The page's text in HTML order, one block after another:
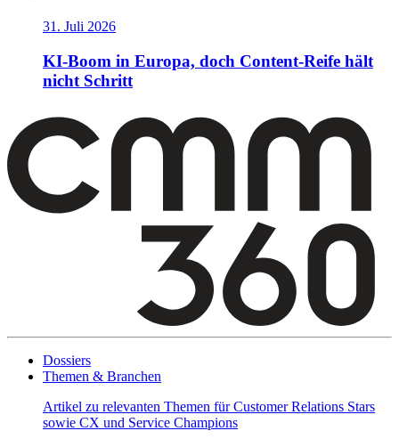
31. Juli 2026
KI-Boom in Europa, doch Content-Reife hält
nicht Schritt
Dossiers
Themen & Branchen
Artikel zu relevanten Themen für Customer Relations Stars
sowie CX und Service Champions